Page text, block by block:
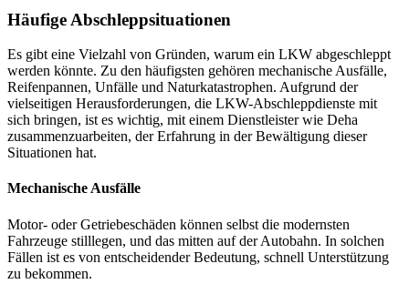
Häufige Abschleppsituationen
Es gibt eine Vielzahl von Gründen, warum ein LKW abgeschleppt
werden könnte. Zu den häufigsten gehören mechanische Ausfälle,
Reifenpannen, Unfälle und Naturkatastrophen. Aufgrund der
vielseitigen Herausforderungen, die LKW-Abschleppdienste mit
sich bringen, ist es wichtig, mit einem Dienstleister wie Deha
zusammenzuarbeiten, der Erfahrung in der Bewältigung dieser
Situationen hat.
Mechanische Ausfälle
Motor- oder Getriebeschäden können selbst die modernsten
Fahrzeuge stilllegen, und das mitten auf der Autobahn. In solchen
Fällen ist es von entscheidender Bedeutung, schnell Unterstützung
zu bekommen.